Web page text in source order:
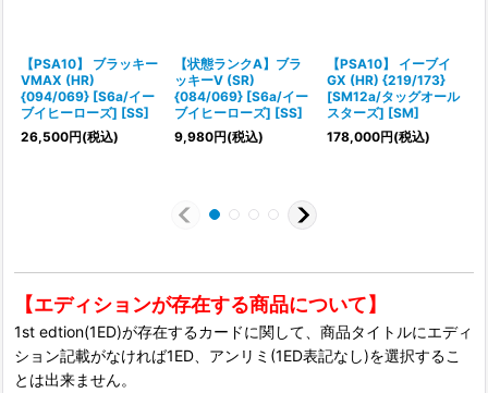
【PSA10】 ブラッキー
VMAX (HR)
{094/069} [S6a/イー
ブイヒーローズ] [SS]
26,500円(税込)
【状態ランクA】ブラ
ッキーV (SR)
{084/069} [S6a/イー
ブイヒーローズ] [SS]
9,980円(税込)
【PSA10】 イーブイ
GX (HR) {219/173}
[SM12a/タッグオール
スターズ] [SM]
178,000円(税込)
【エディションが存在する商品について】
1st edtion(1ED)が存在するカードに関して、商品タイトルにエディ
ション記載がなければ1ED、アンリミ(1ED表記なし)を選択するこ
とは出来ません。